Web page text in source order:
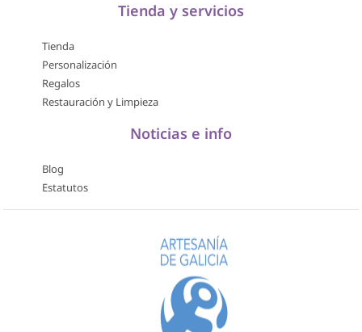
Tienda y servicios
Tienda
Personalización
Regalos
Restauración y Limpieza
Noticias e info
Blog
Estatutos